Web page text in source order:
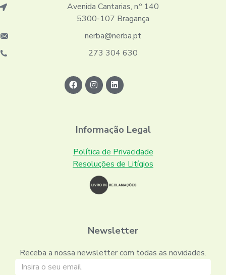
Avenida Cantarias, n.º 140
5300-107 Bragança
nerba@nerba.pt
273 304 630
Informação Legal
Política de Privacidade
Resoluções de Litígios
Newsletter
Receba a nossa newsletter com todas as novidades.